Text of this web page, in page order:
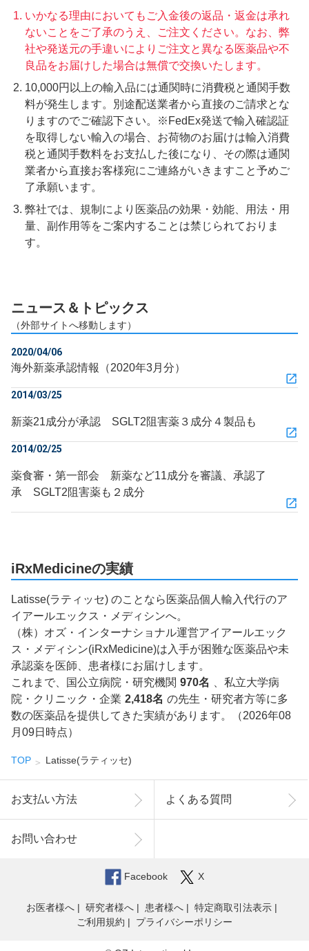
いかなる理由においてもご入金後の返品・返金は承れ
ないことをご了承のうえ、ご注文ください。なお、弊
社や発送元の手違いによりご注文と異なる医薬品や不
良品をお届けした場合は無償で交換いたします。
10,000円以上の輸入品には通関時に消費税と通関手数
料が発生します。別途配送業者から直接のご請求とな
りますのでご確認下さい。※FedEx発送で輸入確認証
を取得しない輸入の場合、お荷物のお届けは輸入消費
税と通関手数料をお支払した後になり、その際は通関
業者から直接お客様宛にご連絡がいきますこと予めご
了承願います。
弊社では、規制により医薬品の効果・効能、用法・用
量、副作用等をご案内することは禁じられておりま
す。
ニュース＆トピックス
（外部サイトへ移動します）
2020/04/06
海外新薬承認情報（2020年3月分）
2014/03/25
新薬21成分が承認 SGLT2阻害薬３成分４製品も
2014/02/25
薬食審・第一部会 新薬など11成分を審議、承認了
承 SGLT2阻害薬も２成分
iRxMedicineの実績
Latisse(ラティッセ) のことなら医薬品個人輸入代行のア
イアールエックス・メディシンへ。
（株）オズ・インターナショナル運営アイアールエック
ス・メディシン(iRxMedicine)は入手が困難な医薬品や未
承認薬を医師、患者様にお届けします。
これまで、国公立病院・研究機関 970名
、私立大学病
院・クリニック・企業 2,418名 の先生・研究者方等に多
数の医薬品を提供してきた実績があります。（2026年08
月09日時点）
TOP Latisse(ラティッセ)
お支払い方法 よくある質問
お問い合わせ
Facebook X
お医者様へ 研究者様へ 患者様へ
特定商取引法表示
ご利用規約
プライバシーポリシー